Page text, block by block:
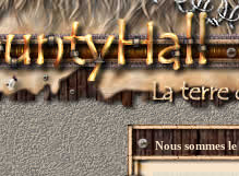
Nous sommes le